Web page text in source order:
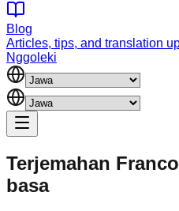
Blog
Articles, tips, and translation
Nggoleki
Terjemahan Franco
basa